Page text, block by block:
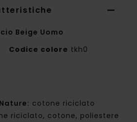
Beige Uomo
Codice colore tkh0
cotone riciclato
riciclato, cotone, poliestere